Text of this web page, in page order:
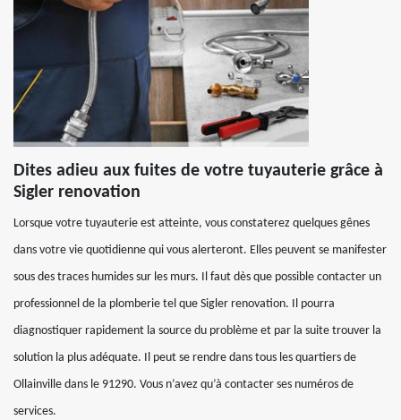
Dites adieu aux fuites de votre tuyauterie grâce à
Sigler renovation
Lorsque votre tuyauterie est atteinte, vous constaterez quelques gênes
dans votre vie quotidienne qui vous alerteront. Elles peuvent se manifester
sous des traces humides sur les murs. Il faut dès que possible contacter un
professionnel de la plomberie tel que Sigler renovation. Il pourra
diagnostiquer rapidement la source du problème et par la suite trouver la
solution la plus adéquate. Il peut se rendre dans tous les quartiers de
Ollainville dans le 91290. Vous n’avez qu’à contacter ses numéros de
services.